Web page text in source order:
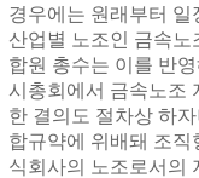
경우에는 원래부터
산업별 노조인 금속
합원 총수는 이를 반
시총회에서 금속노조
한 결의도 절차상 하
합규약에 위배돼 조
식회사의 노조로서의